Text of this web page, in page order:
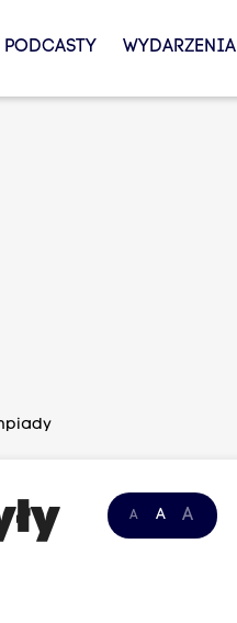
PODCASTY WYDARZENIA
A A A